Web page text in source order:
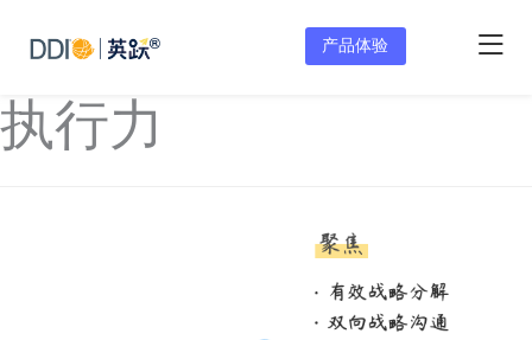
产品体验
执行力